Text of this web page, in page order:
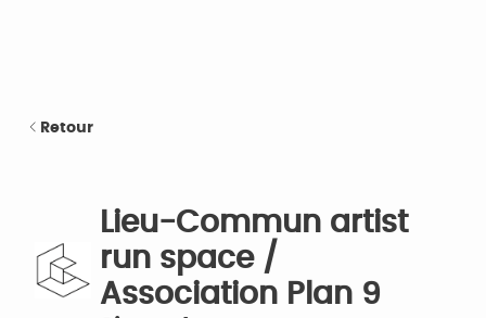
Retour
Lieu-Commun artist
run space /
Association Plan 9